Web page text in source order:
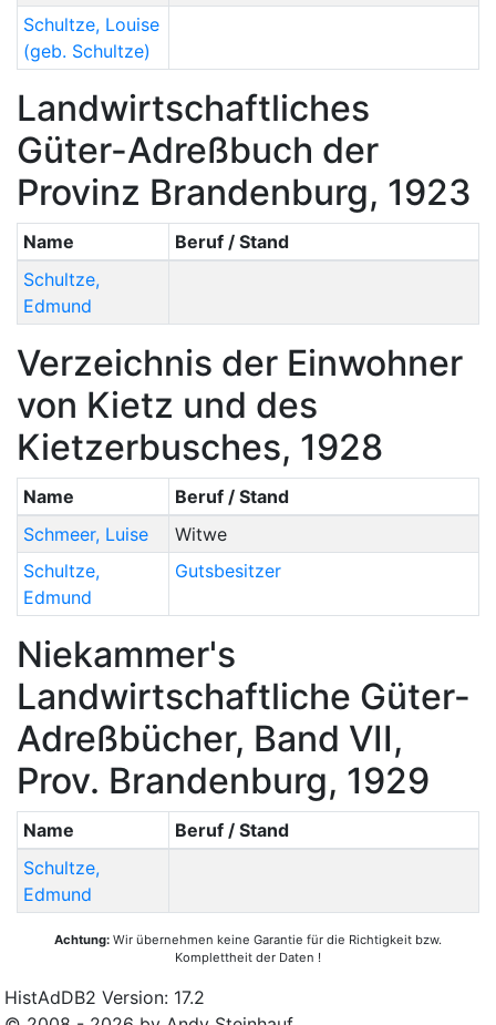
Schultze, Louise
(geb. Schultze)
Landwirtschaftliches
Güter-Adreßbuch der
Provinz Brandenburg, 1923
Name
Beruf / Stand
Schultze,
Edmund
Verzeichnis der Einwohner
von Kietz und des
Kietzerbusches, 1928
Name
Beruf / Stand
Schmeer, Luise
Witwe
Schultze,
Edmund
Gutsbesitzer
Niekammer's
Landwirtschaftliche Güter-
Adreßbücher, Band VII,
Prov. Brandenburg, 1929
Name
Beruf / Stand
Schultze,
Edmund
Achtung: Wir übernehmen keine Garantie für die Richtigkeit bzw.
Komplettheit der Daten !
HistAdDB2 Version: 17.2